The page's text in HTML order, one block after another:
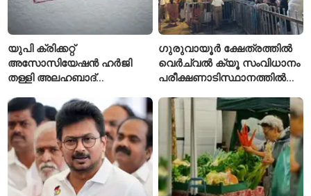
യുപി ക്രിക്കറ്റ്
അസോസിയേഷൻ ഹർജി
തള്ളി അലഹബാദ്
ഗുരുവായൂർ ക്ഷേത്രത്തിൽ
വെർച്വൽ ക്യൂ സംവിധാനം
പരീക്ഷണാടിസ്ഥാനത്തിൽ